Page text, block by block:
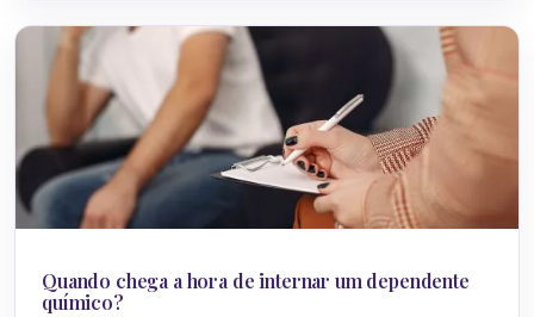
Quando chega a hora de internar um dependente
químico?